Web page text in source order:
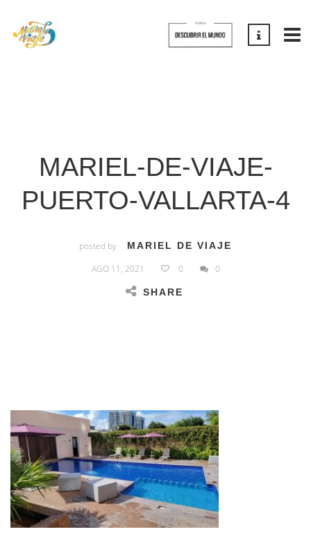
MARIEL-DE-VIAJE-
PUERTO-VALLARTA-4
posted by MARIEL DE VIAJE
AGO 11, 2021 0 0
SHARE